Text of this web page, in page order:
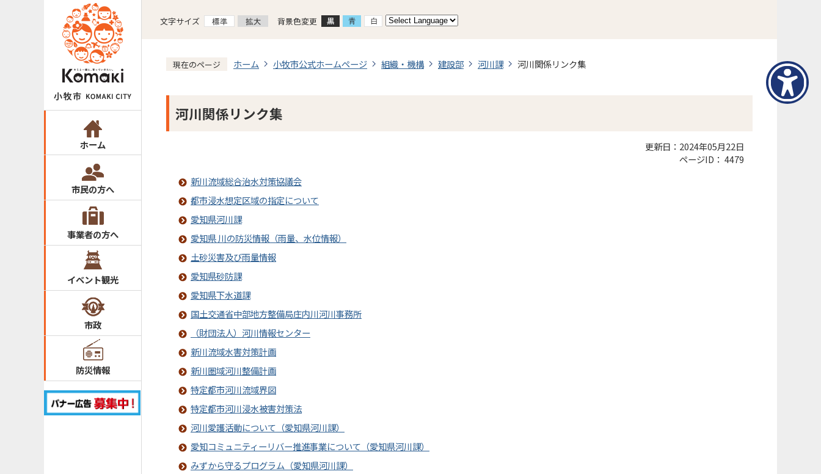
ホーム
市民の方へ
事業者の方へ
イベント観光
市政
防災情報
文字サイズ 背景色変更
現在のページ ホーム 小牧市公式ホームページ 組織・機構 建設部 河川課 河川関係リンク集
河川関係リンク集
更新日：2024年05月22日
ページID： 4479
新川流域総合治水対策協議会
都市浸水想定区域の指定について
愛知県河川課
愛知県 川の防災情報（雨量、水位情報）
土砂災害及び雨量情報
愛知県砂防課
愛知県下水道課
国土交通省中部地方整備局庄内川河川事務所
（財団法人）河川情報センター
新川流域水害対策計画
新川圏域河川整備計画
特定都市河川流域界図
特定都市河川浸水被害対策法
河川愛護活動について（愛知県河川課）
愛知コミュニティーリバー推進事業について（愛知県河川課）
みずから守るプログラム（愛知県河川課）